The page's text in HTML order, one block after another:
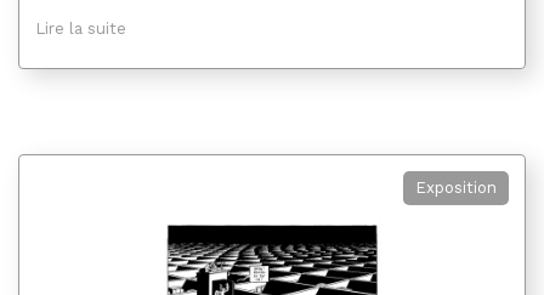
Lire la suite
Exposition